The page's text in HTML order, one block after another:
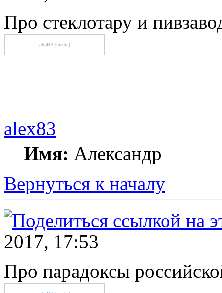
Про стеклотару и
phpBB [media]
alex83
Имя: Александр
Вернуться к началу
2017, 17:53
Про парадоксы